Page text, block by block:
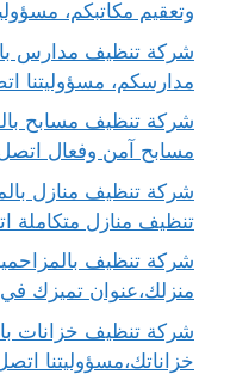
وتعقيم مكاتبكم، مسؤوليتنا100%اتصل بنا
مدارسكم، مسؤوليتنا
مسابح آمن وفعال اتصل
تنظيف منازل متكاملة
منزلك،عنوان تميزك في
خزاناتك،مسؤوليتنا